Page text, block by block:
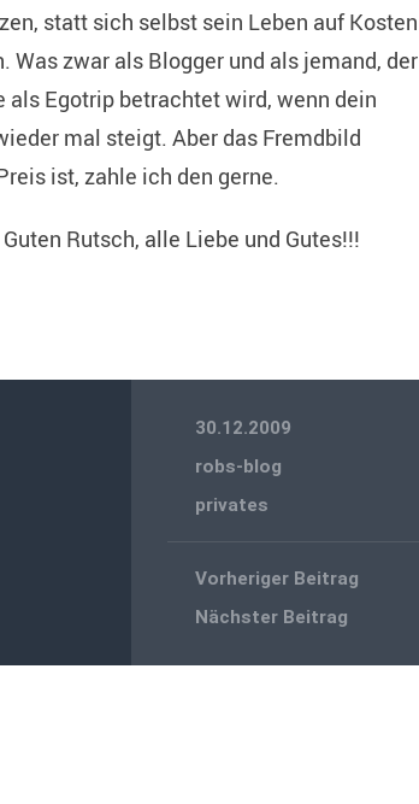
statt sich selbst sein Leben auf Kosten
Was zwar als Blogger und als jemand, der
Egotrip betrachtet wird, wenn dein
mal steigt. Aber das Fremdbild
ist, zahle ich den gerne.
Rutsch, alle Liebe und Gutes!!!
30.12.2009
robs-blog
privates
Vorheriger Beitrag
Nächster Beitrag